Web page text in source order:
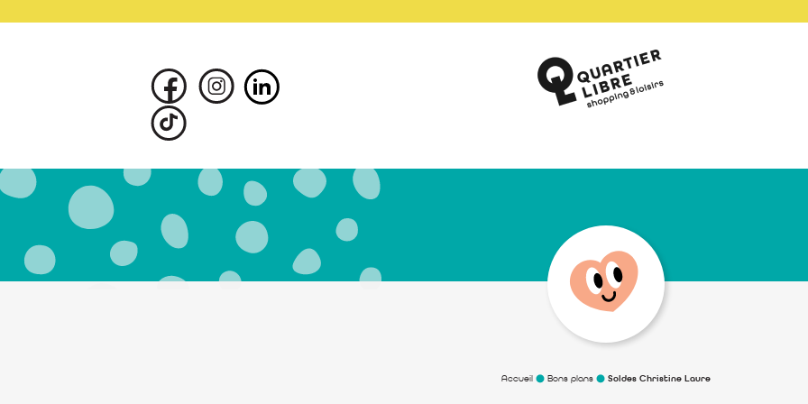
Accueil Bons plans Soldes Christine Laure